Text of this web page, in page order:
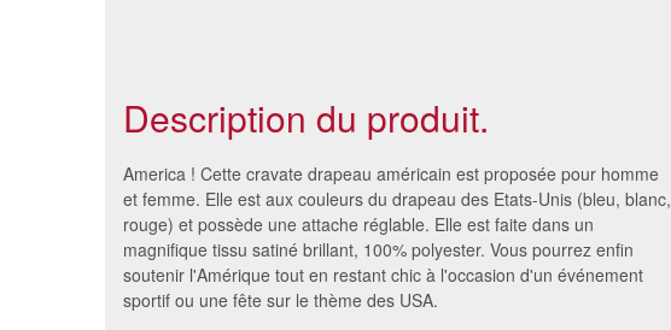
Description du produit.
America ! Cette cravate drapeau américain est proposée pour homme
et femme. Elle est aux couleurs du drapeau des Etats-Unis (bleu, blanc,
rouge) et possède une attache réglable. Elle est faite dans un
magnifique tissu satiné brillant, 100% polyester. Vous pourrez enfin
soutenir l'Amérique tout en restant chic à l'occasion d'un événement
sportif ou une fête sur le thème des USA.